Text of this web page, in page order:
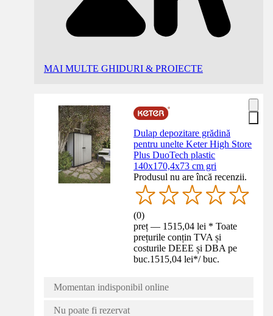
MAI MULTE GHIDURI & PROIECTE
Dulap depozitare grădină
pentru unelte Keter High Store
Plus DuoTech plastic
140x170,4x73 cm gri
Produsul nu are încă recenzii.
(0)
preț — 1515,04 lei * Toate
prețurile conțin TVA și
costurile DEEE și DBA pe
buc.1515,04 lei*/ buc.
Momentan indisponibil online
Nu poate fi rezervat